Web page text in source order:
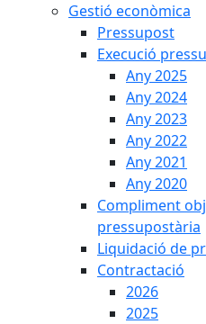
Gestió econòmica
Pressupost
Execució
Any 2025
Any 2024
Any 2023
Any 2022
Any 2021
Any 2020
Compliment
pressupostària
Liquidació de
Contractació
2026
2025